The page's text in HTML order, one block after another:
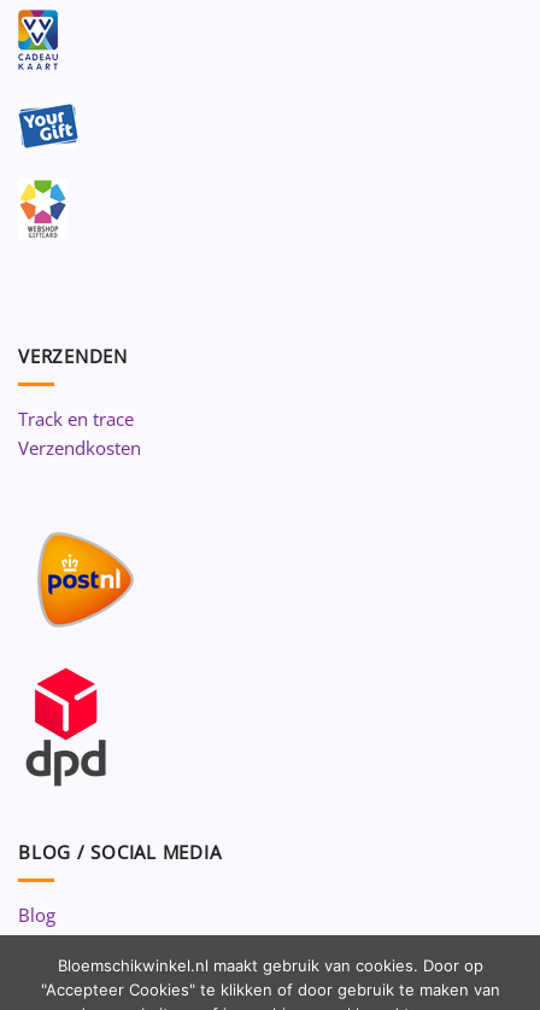
VERZENDEN
Track en trace
Verzendkosten
BLOG / SOCIAL MEDIA
Blog
Volg ons op:
Bloemschikwinkel.nl maakt gebruik van cookies. Door op
"Accepteer Cookies" te klikken of door gebruik te maken van